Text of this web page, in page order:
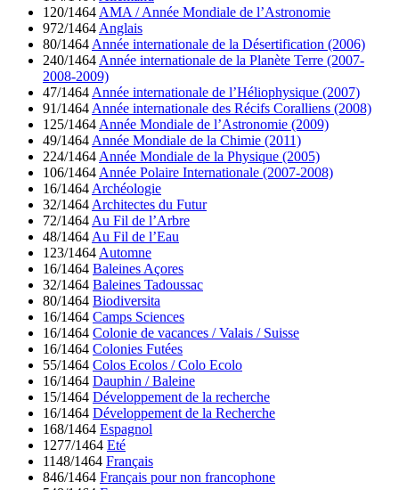
120/1464 AMA / Année Mondiale de l’Astronomie
972/1464 Anglais
80/1464 Année internationale de la Désertification (2006)
240/1464 Année internationale de la Planète Terre (2007-
2008-2009)
47/1464 Année internationale de l’Héliophysique (2007)
91/1464 Année internationale des Récifs Coralliens (2008)
125/1464 Année Mondiale de l’Astronomie (2009)
49/1464 Année Mondiale de la Chimie (2011)
224/1464 Année Mondiale de la Physique (2005)
106/1464 Année Polaire Internationale (2007-2008)
16/1464 Archéologie
32/1464 Architectes du Futur
72/1464 Au Fil de l’Arbre
48/1464 Au Fil de l’Eau
123/1464 Automne
16/1464 Baleines Açores
32/1464 Baleines Tadoussac
80/1464 Biodiversita
16/1464 Camps Sciences
16/1464 Colonie de vacances / Valais / Suisse
16/1464 Colonies Futées
55/1464 Colos Ecolos / Colo Ecolo
16/1464 Dauphin / Baleine
15/1464 Développement de la recherche
16/1464 Développement de la Recherche
168/1464 Espagnol
1277/1464 Eté
1148/1464 Français
846/1464 Français pour non francophone